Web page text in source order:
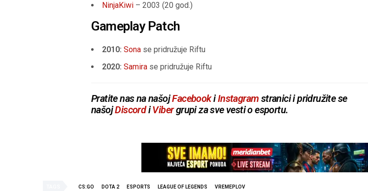
NinjaKiwi – 2003 (20 god.)
Gameplay Patch
2010: Sona se pridružuje Riftu
2020: Samira se pridružuje Riftu
Pratite nas na našojFacebookiInstagram stranici i pridružite se
našojDiscordiVibergrupi za sve vesti o esportu.
CS:GO DOTA 2 ESPORTS LEAGUE OF LEGENDS VREMEPLOV